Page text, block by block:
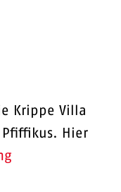
Krippe Villa
Hier